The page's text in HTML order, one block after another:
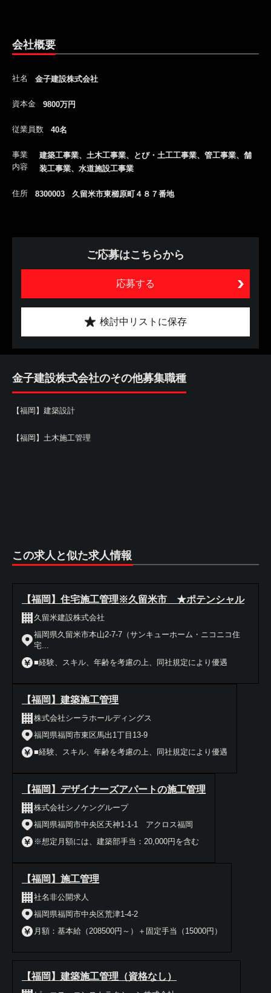
会社概要
社名 金子建設株式会社
資本金 9800万円
従業員数 40名
事業
内容
建築工事業、土木工事業、とび・土工工事業、管工事業、舗
装工事業、水道施設工事業
住所 8300003 久留米市東櫛原町４８７番地
ご応募はこちらから
応募する
検討中リストに保存
金子建設株式会社のその他募集職種
【福岡】建築設計
【福岡】土木施工管理
この求人と似た求人情報
【福岡】住宅施工管理※久留米市 ★ポテンシャル
久留米建設株式会社
福岡県久留米市本山2-7-7（サンキューホーム・ニコニコ住
宅...
■経験、スキル、年齢を考慮の上、同社規定により優遇
【福岡】建築施工管理
株式会社シーラホールディングス
福岡県福岡市東区馬出1丁目13-9
■経験、スキル、年齢を考慮の上、同社規定により優遇
【福岡】デザイナーズアパートの施工管理
株式会社シノケングループ
福岡県福岡市中央区天神1-1-1 アクロス福岡
※想定月額には、建築部手当：20,000円を含む
【福岡】施工管理
社名非公開求人
福岡県福岡市中央区荒津1-4-2
月額：基本給（208500円～）＋固定手当（15000円）
【福岡】建築施工管理（資格なし）